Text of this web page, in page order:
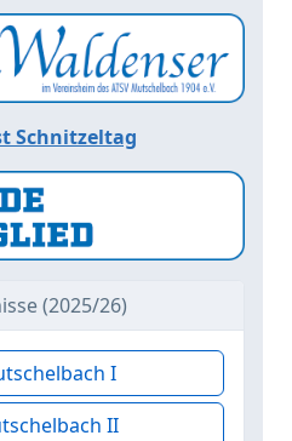
Schnitzeltag
(2025/26)
I
II